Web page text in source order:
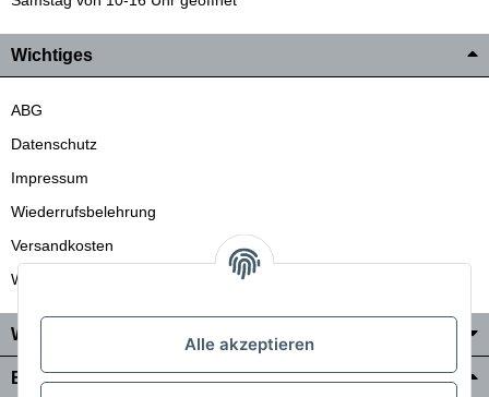
Wichtiges
ABG
Datenschutz
Impressum
Wiederrufsbelehrung
Versandkosten
Wir liefern auch in die Schweiz
Wo Sie uns finden
Bezahlung & Versand
Alle akzeptieren